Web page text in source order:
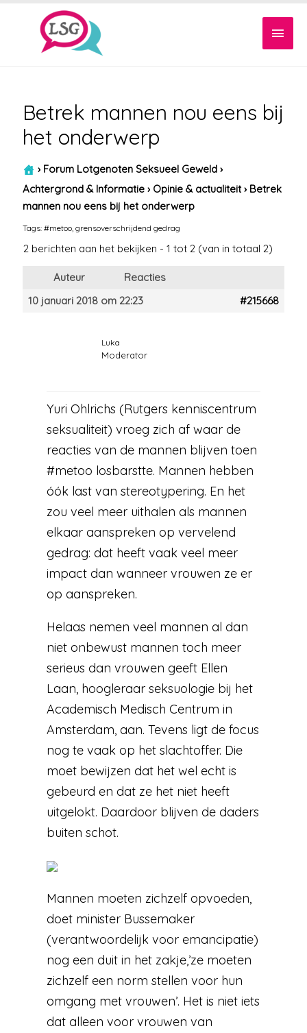
Betrek mannen nou eens bij
het onderwerp
› Forum Lotgenoten Seksueel Geweld ›
Achtergrond & Informatie › Opinie & actualiteit › Betrek
mannen nou eens bij het onderwerp
Tags:#metoo ,grensoverschrijdend gedrag
2 berichten aan het bekijken - 1 tot 2 (van in totaal 2)
Auteur
Reacties
10 januari 2018 om 22:23
#215668
Luka
Moderator
Yuri Ohlrichs (Rutgers kenniscentrum
seksualiteit) vroeg zich af waar de
reacties van de mannen blijven toen
#metoo losbarstte. Mannen hebben
óók last van stereotypering. En het
zou veel meer uithalen als mannen
elkaar aanspreken op vervelend
gedrag: dat heeft vaak veel meer
impact dan wanneer vrouwen ze er
op aanspreken.
Helaas nemen veel mannen al dan
niet onbewust mannen toch meer
serieus dan vrouwen geeft Ellen
Laan, hoogleraar seksuologie bij het
Academisch Medisch Centrum in
Amsterdam, aan. Tevens ligt de focus
nog te vaak op het slachtoffer. Die
moet bewijzen dat het wel echt is
gebeurd en dat ze het niet heeft
uitgelokt. Daardoor blijven de daders
buiten schot.
Mannen moeten zichzelf opvoeden,
doet minister Bussemaker
(verantwoordelijk voor emancipatie)
nog een duit in het zakje,’ze moeten
zichzelf een norm stellen voor hun
omgang met vrouwen’. Het is niet iets
dat alleen voor vrouwen van